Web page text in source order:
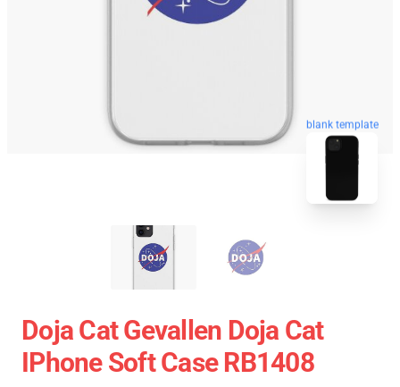
blank template
Doja Cat Gevallen Doja Cat
IPhone Soft Case RB1408